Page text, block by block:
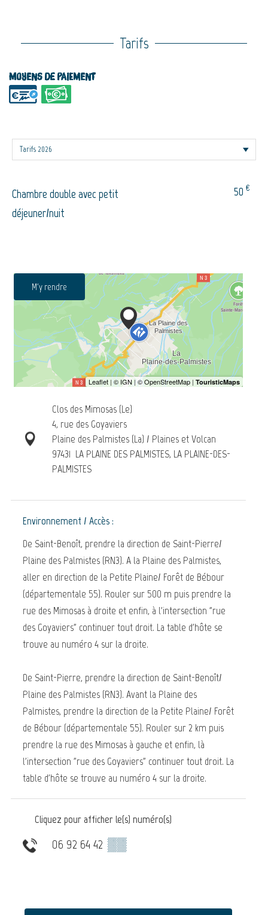
Tarifs
Moyens de paiement
Chambre double avec petit
déjeuner/nuit
50 €
M'y rendre
Clos des Mimosas (Le)
4, rue des Goyaviers
Plaine des Palmistes (La) / Plaines et Volcan
97431 LA PLAINE DES PALMISTES, LA PLAINE-DES-
PALMISTES
Environnement / Accès :
De Saint-Benoît, prendre la direction de Saint-Pierre/
Plaine des Palmistes (RN3). A la Plaine des Palmistes,
aller en direction de la Petite Plaine/ Forêt de Bébour
(départementale 55). Rouler sur 500 m puis prendre la
rue des Mimosas à droite et enfin, à l'intersection "rue
des Goyaviers" continuer tout droit. La table d'hôte se
trouve au numéro 4 sur la droite.
De Saint-Pierre, prendre la direction de Saint-Benoît/
Plaine des Palmistes (RN3). Avant la Plaine des
Palmistes, prendre la direction de la Petite Plaine/ Forêt
de Bébour (départementale 55). Rouler sur 2 km puis
prendre la rue des Mimosas à gauche et enfin, là
l'intersection "rue des Goyaviers" continuer tout droit. La
table d'hôte se trouve au numéro 4 sur la droite.
Cliquez pour afficher le(s) numéro(s)
06 92 64 42 ▒▒